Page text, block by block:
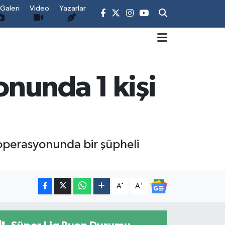
Video Yazarlar
1 kişi
bir şüpheli
A- A+